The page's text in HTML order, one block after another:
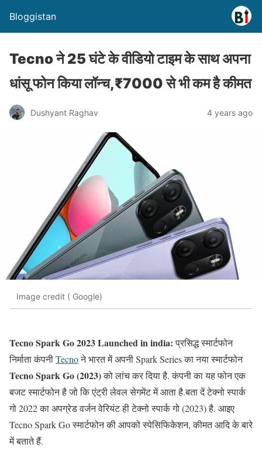
Bloggistan
Tecno ने 25 घंटे के वीडियो टाइम के साथ अपना
धांसू फोन किया लॉन्च,₹7000 से भी कम है कीमत
Dushyant Raghav 4 years ago
Image credit ( Google)
Tecno Spark Go 2023 Launched in india:प्रसिद्ध स्मार्टफोन
निर्माता कंपनीTecnoने भारत में अपनी Spark Series का नया स्मार्टफोन
Tecno Spark Go (2023)को लांच कर दिया है. कंपनी का यह फोन एक
बजट स्मार्टफोन है जो कि एंट्री लेवल सेगमेंट में आता है.बता दें टेक्नो स्पार्क
गो 2022 का अपग्रेड वर्जन वेरियंट ही टेक्नो स्पार्क गो (2023) है. आइए
Tecno Spark Go स्मार्टफोन की आपको स्पेसिफिकेशन, कीमत आदि के बारे
में बताते हैं.